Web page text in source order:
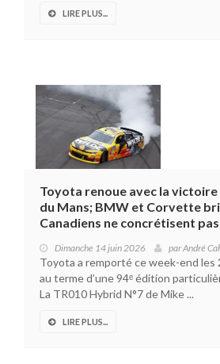
LIRE PLUS...
Toyota renoue avec la victoire
du Mans; BMW et Corvette
Canadiens ne concrétisent pas
Dimanche 14 juin 2026 parAndré
Toyota a remporté ce week-end les
au terme d’une 94ᵉ édition
La TR010 Hybrid N°7 de Mike ...
LIRE PLUS...